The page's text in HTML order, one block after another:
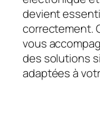
devient
correctement.
vous
des solutions
adaptées à